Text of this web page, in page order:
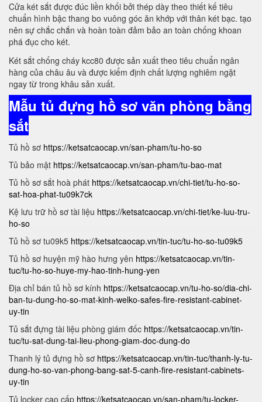
Cửa két sắt được đúc liền khối bởi thép dày theo thiết kế tiêu
chuẩn hình bậc thang bo vuông góc ăn khớp với thân két bạc. tạo
nên sự chắc chắn và hoàn toàn đảm bảo an toàn chống khoan
phá đục cho két.
Két sắt chống cháy kcc80 được sản xuất theo tiêu chuẩn ngân
hàng của châu âu và được kiểm định chất lượng nghiêm ngặt
ngay từ trong khâu sản xuất.
Mẫu tủ đựng hồ sơ văn phòng bằng
sắt
Tủ hồ sơ https://ketsatcaocap.vn/san-pham/tu-ho-so
Tủ bảo mật https://ketsatcaocap.vn/san-pham/tu-bao-mat
Tủ hồ sơ sắt hoà phát https://ketsatcaocap.vn/chi-tiet/tu-ho-so-
sat-hoa-phat-tu09k7ck
Kệ lưu trữ hồ sơ tài liệu https://ketsatcaocap.vn/chi-tiet/ke-luu-tru-
ho-so
Tủ hồ sơ tu09k5 https://ketsatcaocap.vn/tin-tuc/tu-ho-so-tu09k5
Tủ hồ sơ huyện mỹ hào hưng yên https://ketsatcaocap.vn/tin-
tuc/tu-ho-so-huye-my-hao-tinh-hung-yen
Địa chỉ bán tủ hồ sơ kính https://ketsatcaocap.vn/tu-ho-so/dia-chi-
ban-tu-dung-ho-so-mat-kinh-welko-safes-fire-resistant-cabinet-
uy-tin
Tủ sắt đựng tài liệu phòng giám đốc https://ketsatcaocap.vn/tin-
tuc/tu-sat-dung-tai-lieu-phong-giam-doc-dung-do
Thanh lý tủ đựng hồ sơ https://ketsatcaocap.vn/tin-tuc/thanh-ly-tu-
dung-ho-so-van-phong-bang-sat-5-canh-fire-resistant-cabinets-
uy-tin
Tủ locker cao cấp https://ketsatcaocap.vn/san-pham/tu-locker-